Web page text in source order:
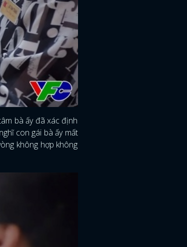
bà ấy đã xác định
con gái bà ấy mất
không hợp không